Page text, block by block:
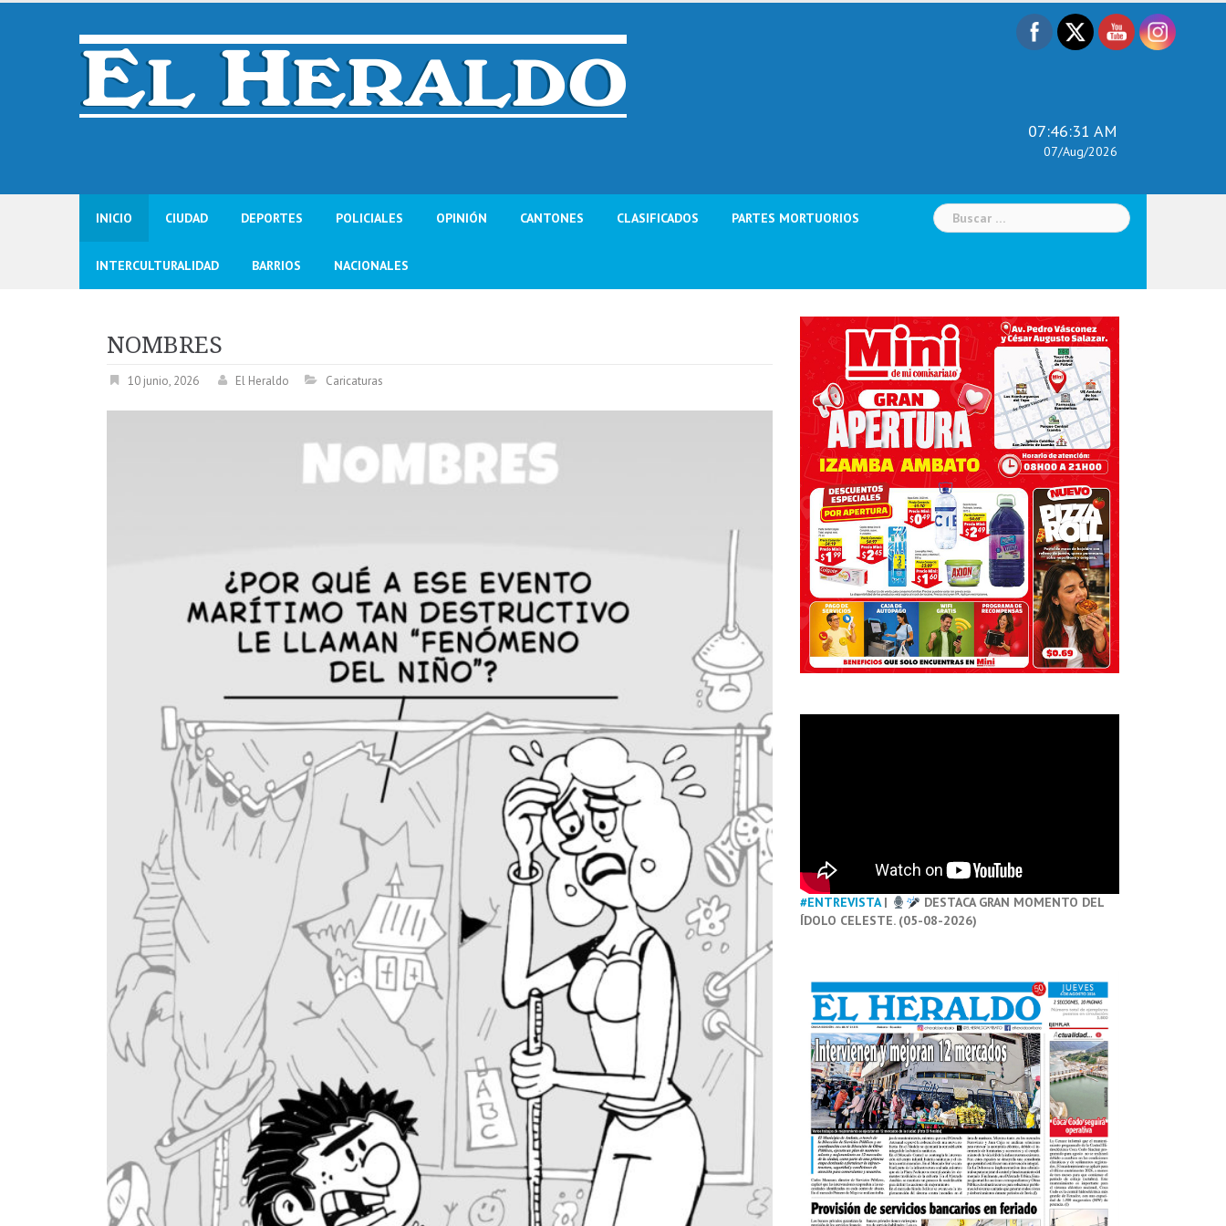
Skip
07:46:32 AM
07/Aug/2026
INICIO CIUDAD DEPORTES POLICIALES OPINIÓN CANTONES CLASIFICADOS PARTES MORTUORIOS
INTERCULTURALIDAD BARRIOS NACIONALES
Buscar:
NOMBRES
10 junio, 2026 El Heraldo Caricaturas
#ENTREVISTA|
DESTACA GRAN MOMENTO DEL
ÍDOLO CELESTE. (05-08-2026)